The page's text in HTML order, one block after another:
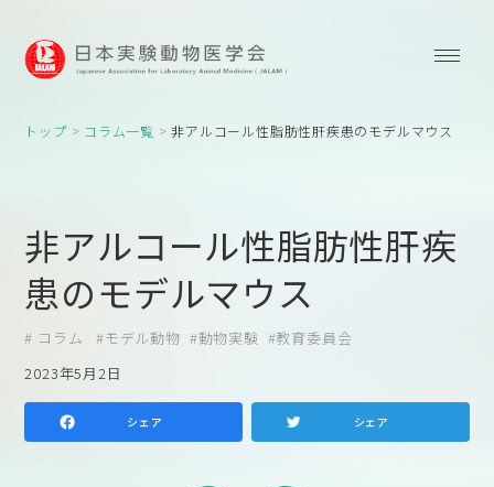
トップ コラム一覧 非アルコール性脂肪性肝疾患のモデルマウス
非アルコール性脂肪性肝疾
患のモデルマウス
コラム モデル動物 動物実験
教育委員会
2023年5月2日
シェア シェア